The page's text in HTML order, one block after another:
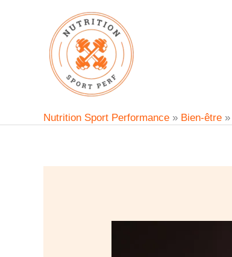
Nutrition Sport Performance » Bien-être »